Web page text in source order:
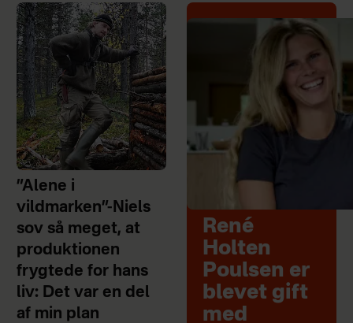
”Alene i
vildmarken”-Niels
sov så meget, at
produktionen
frygtede for hans
liv: Det var en del
af min plan
René
Holten
Poulsen er
blevet gift
med